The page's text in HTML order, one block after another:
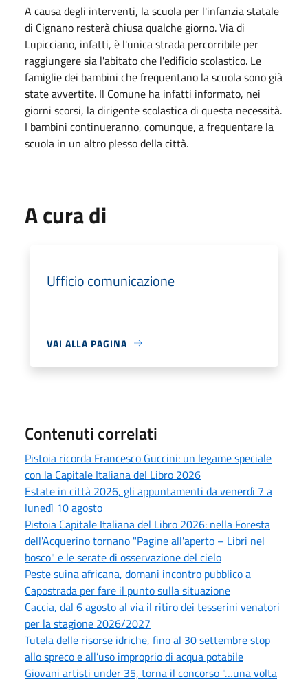
A causa degli interventi, la scuola per l'infanzia statale
di Cignano resterà chiusa qualche giorno. Via di
Lupicciano, infatti, è l'unica strada percorribile per
raggiungere sia l'abitato che l'edificio scolastico. Le
famiglie dei bambini che frequentano la scuola sono già
state avvertite. Il Comune ha infatti informato, nei
giorni scorsi, la dirigente scolastica di questa necessità.
I bambini continueranno, comunque, a frequentare la
scuola in un altro plesso della città.
A cura di
Ufficio comunicazione
VAI ALLA PAGINA
Contenuti correlati
Pistoia ricorda Francesco Guccini: un legame speciale
con la Capitale Italiana del Libro 2026
Estate in città 2026, gli appuntamenti da venerdì 7 a
lunedì 10 agosto
Pistoia Capitale Italiana del Libro 2026: nella Foresta
dell'Acquerino tornano "Pagine all'aperto – Libri nel
bosco" e le serate di osservazione del cielo
Peste suina africana, domani incontro pubblico a
Capostrada per fare il punto sulla situazione
Caccia, dal 6 agosto al via il ritiro dei tesserini venatori
per la stagione 2026/2027
Tutela delle risorse idriche, fino al 30 settembre stop
allo spreco e all’uso improprio di acqua potabile
Giovani artisti under 35, torna il concorso "…una volta